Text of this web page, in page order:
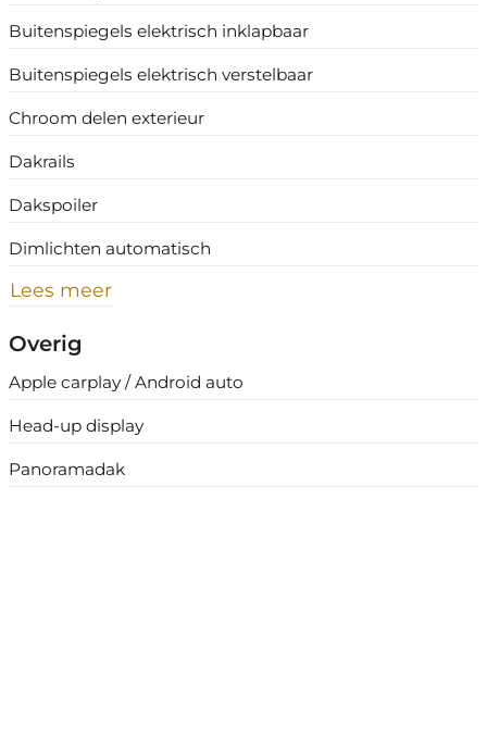
Buitenspiegels elektrisch inklapbaar
Buitenspiegels elektrisch verstelbaar
Chroom delen exterieur
Dakrails
Dakspoiler
Dimlichten automatisch
Lees meer
Overig
Apple carplay / Android auto
Head-up display
Panoramadak